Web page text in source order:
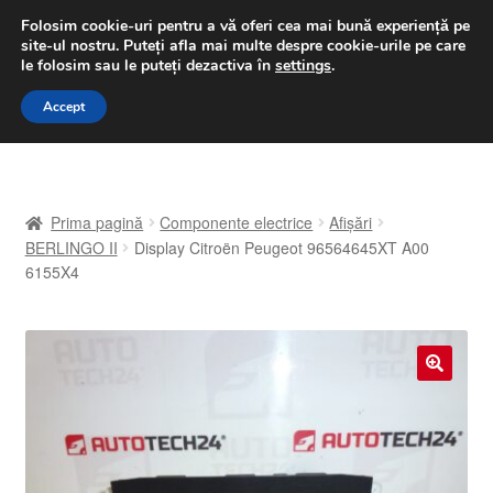
LIVRARE de la 33 lei
luni-vineri 9 a.m. - 4 p.m.031 229 6816
Sari
Sari
A lua legatura
Finalizare comandă
Prima pagină Componente electrice
Afișări
BERLINGO II
Display Citroën Peugeot 96564645XT A00
6155X4
Folosim cookie-uri pentru a vă oferi cea mai bună experiență pe
site-ul nostru. Puteți afla mai multe despre cookie-urile pe care
le folosim sau le puteți dezactiva în settings.
Accept